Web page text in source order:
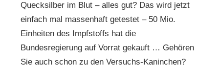
Quecksilber im Blut – alles gut? Das wird jetzt
einfach mal massenhaft getestet – 50 Mio.
Einheiten des Impfstoffs hat die
Bundesregierung auf Vorrat gekauft … Gehören
Sie auch schon zu den Versuchs-Kaninchen?